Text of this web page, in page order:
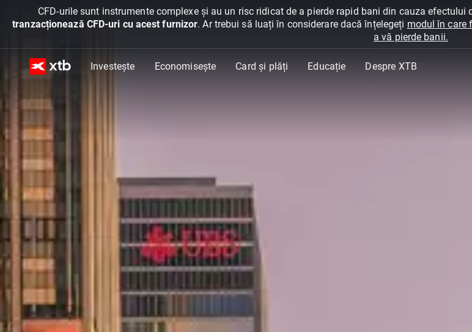
CFD-urile sunt instrumente complexe și au un risc ridicat de a pierde rapid bani din cauza efectului
tranzacționează CFD-uri cu acest furnizor. Ar trebui să luați în considerare dacă înțelegeți modul în care
a vă pierde banii.
Investește Economisește Card și plăți Educație Despre XTB